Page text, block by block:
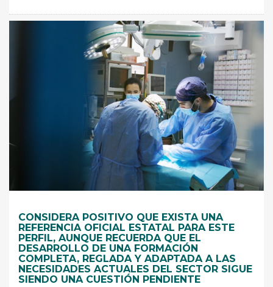
CONSIDERA POSITIVO QUE EXISTA UNA
REFERENCIA OFICIAL ESTATAL PARA ESTE
PERFIL, AUNQUE RECUERDA QUE EL
DESARROLLO DE UNA FORMACIÓN
COMPLETA, REGLADA Y ADAPTADA A LAS
NECESIDADES ACTUALES DEL SECTOR SIGUE
SIENDO UNA CUESTIÓN PENDIENTE